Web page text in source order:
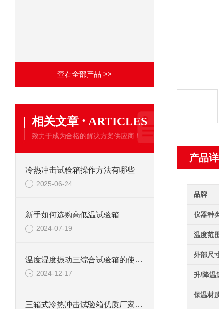
查看全部产品 >>
相关文章 · ARTICLES
致力于成为合格的解决方案供应商！
冷热冲击试验箱操作方法有哪些
2025-06-24
新手如何选购高低温试验箱
2024-07-19
温度湿度振动三综合试验箱的使用规则与维护指南
2024-12-17
三箱式冷热冲击试验箱优质厂家怎么选？这些关键点要牢记
产品
品牌
仪器种
温度范
外部尺
升/降温
保温材